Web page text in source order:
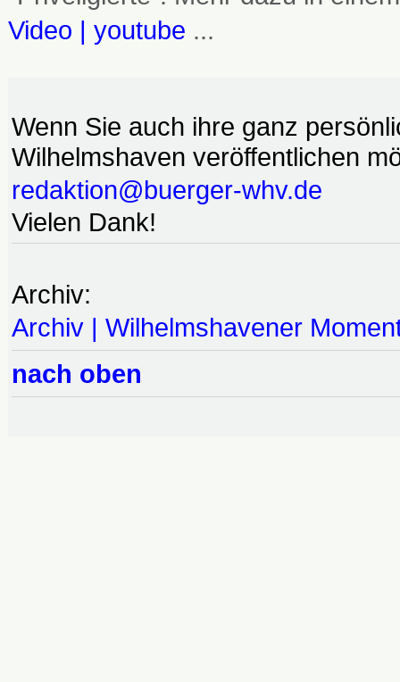
Video | youtube ...
Wenn Sie auch ihre ganz
Wilhelmshaven veröffentlichen
redaktion@buerger-whv.de
Vielen Dank!
Archiv:
Archiv | Wilhelmshavener
nach oben